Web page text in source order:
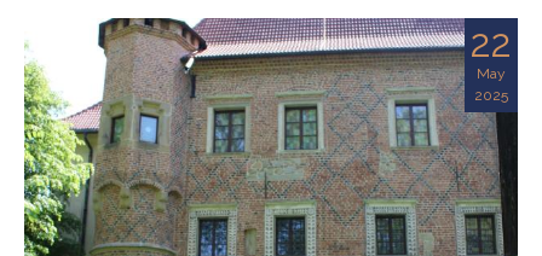
22
May
2025